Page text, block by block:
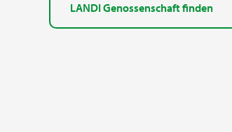
LANDI Genossenschaft finden